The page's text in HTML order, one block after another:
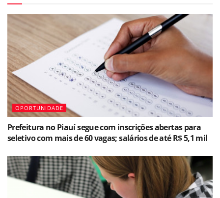
OPORTUNIDADE
Prefeitura no Piauí segue com inscrições abertas para
seletivo com mais de 60 vagas; salários de até R$ 5,1 mil